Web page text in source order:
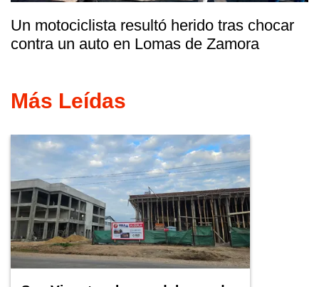
Un motociclista resultó herido tras chocar
contra un auto en Lomas de Zamora
Más Leídas